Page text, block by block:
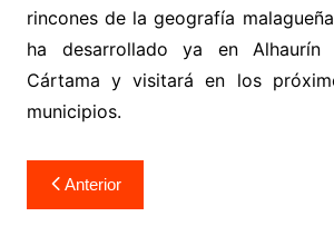
rincones de la geografía
ha desarrollado ya en
Cártama y visitará en los
municipios.
Anterior